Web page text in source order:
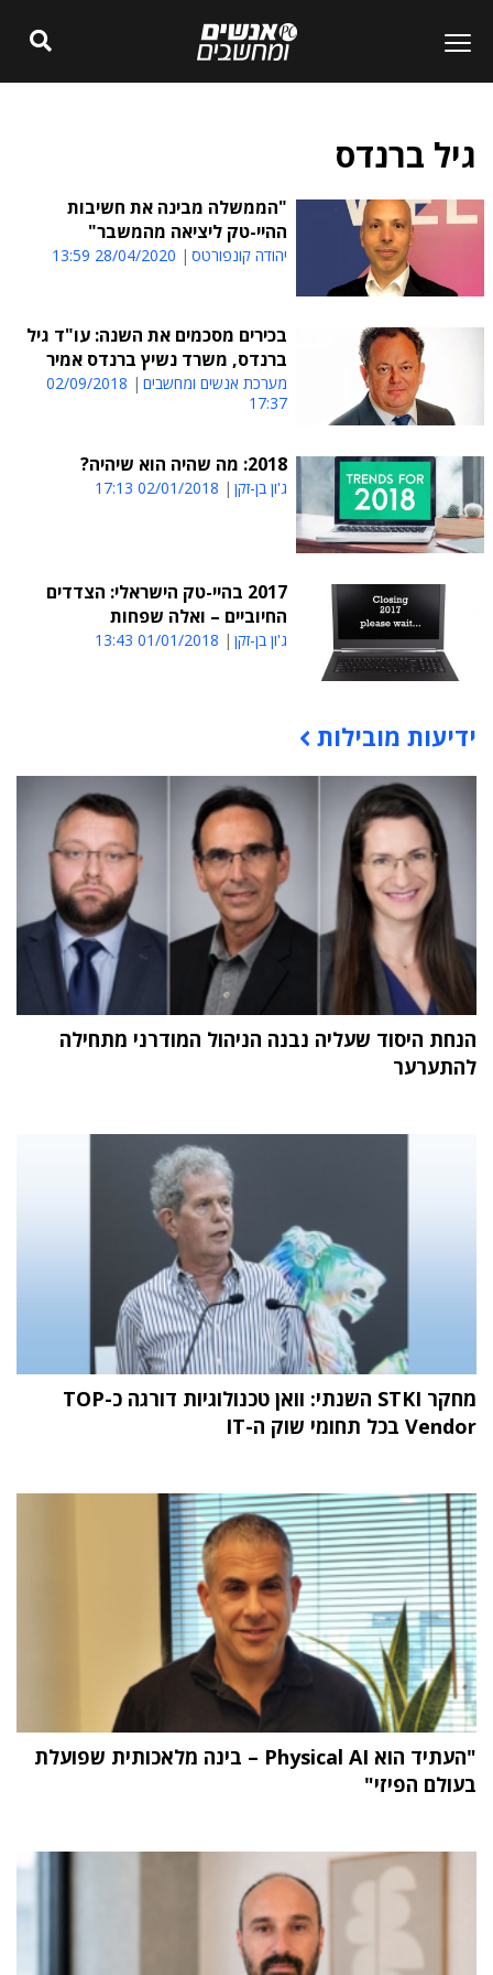
גיל ברנדס
"הממשלה מבינה את חשיבות
ההיי-טק ליציאה מהמשבר"
יהודה קונפורטס 28/04/2020 13:59
בכירים מסכמים את השנה: עו"ד גיל
ברנדס, משרד נשיץ ברנדס אמיר
מערכת אנשים ומחשבים
02/09/2018
17:37
2018: מה שהיה הוא שיהיה?
ג'ון בן-זקן 02/01/2018 17:13
2017 בהיי-טק הישראלי: הצדדים
החיוביים – ואלה שפחות
ג'ון בן-זקן 01/01/2018 13:43
תוכן פרסומי
ידיעות מובילות
הנחת היסוד שעליה נבנה הניהול המודרני מתחילה
להתערער
מחקר STKI השנתי: וואן טכנולוגיות דורגה כ-TOP
Vendor בכל תחומי שוק ה-IT
"העתיד הוא Physical AI – בינה מלאכותית שפועלת
בעולם הפיזי"